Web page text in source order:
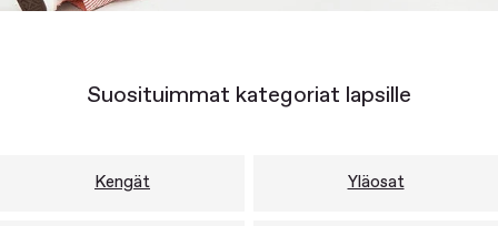
Suosituimmat kategoriat lapsille
Kengät Yläosat